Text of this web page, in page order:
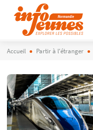
Accueil Partir à l'étranger